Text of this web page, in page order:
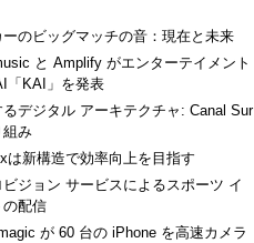
ーのビッグマッチの音：現在と未来
と Amplify がエンターテイメント
「KAI」を発表
るデジタル アーキテクチャ: Canal Sur
組み
は新構造で効率向上を目指す
ビジョン サービスによるスポーツ イ
の配信
が 60 台の iPhone を高速カメラ